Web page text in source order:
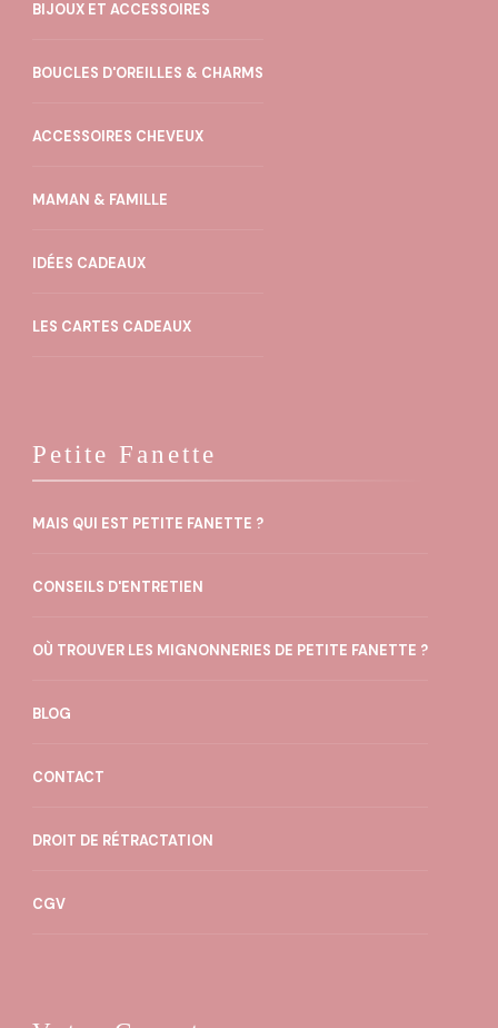
BIJOUX ET ACCESSOIRES
BOUCLES D'OREILLES & CHARMS
ACCESSOIRES CHEVEUX
MAMAN & FAMILLE
IDÉES CADEAUX
LES CARTES CADEAUX
Petite Fanette
MAIS QUI EST PETITE FANETTE ?
CONSEILS D'ENTRETIEN
OÙ TROUVER LES MIGNONNERIES DE PETITE FANETTE ?
BLOG
CONTACT
DROIT DE RÉTRACTATION
CGV